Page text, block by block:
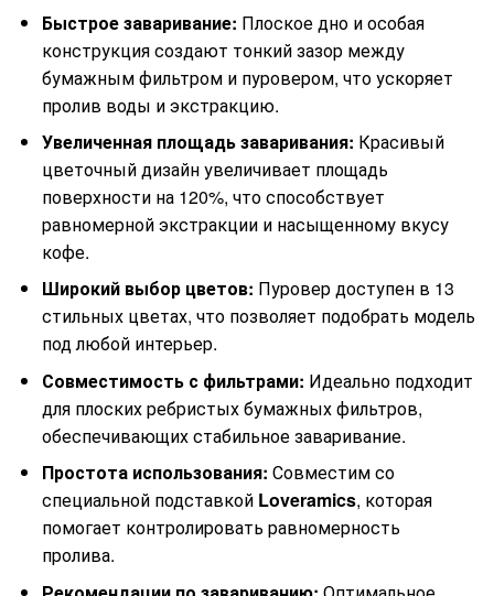
Быстрое заваривание: Плоское дно и особая
конструкция создают тонкий зазор между
бумажным фильтром и пуровером, что ускоряет
пролив воды и экстракцию.
Увеличенная площадь заваривания: Красивый
цветочный дизайн увеличивает площадь
поверхности на 120%, что способствует
равномерной экстракции и насыщенному вкусу
кофе.
Широкий выбор цветов: Пуровер доступен в 13
стильных цветах, что позволяет подобрать модель
под любой интерьер.
Совместимость с фильтрами: Идеально подходит
для плоских ребристых бумажных фильтров,
обеспечивающих стабильное заваривание.
Простота использования: Совместим со
специальной подставкой Loveramics, которая
помогает контролировать равномерность
пролива.